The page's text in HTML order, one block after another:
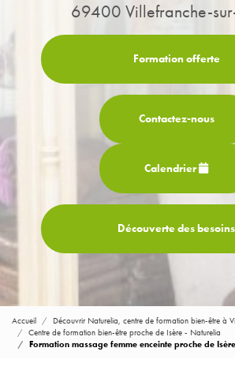
69400 Villefranche-
Formation offerte
Contactez-nous
Calendrier
Découverte des besoins
Accueil
Découvrir Naturelia, centre de formation bien-être à
Centre de formation bien-être proche de Isère - Naturelia
Formation massage femme enceinte proche de